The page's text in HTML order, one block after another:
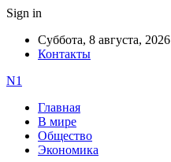
Sign in
Суббота, 8 августа, 2026
Контакты
N1
Главная
В мире
Общество
Экономика